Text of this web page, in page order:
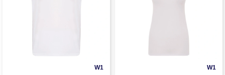
W1 W1